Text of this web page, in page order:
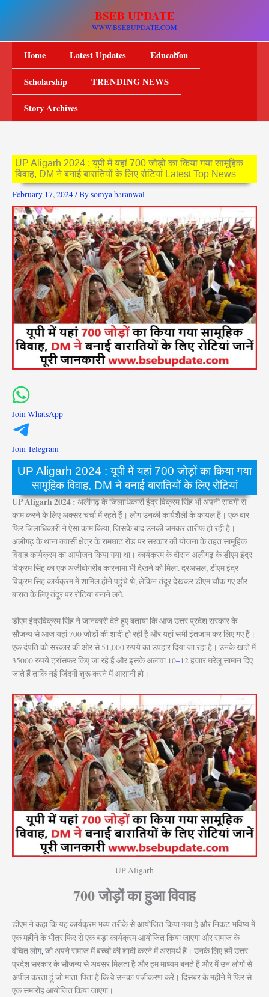
BSEB UPDATE
WWW.BSEBUPDATE.COM
Home Latest Updates Education
Scholarship TRENDING NEWS
Story Archives
UP Aligarh 2024 : यूपी में यहां 700 जोड़ों का किया गया सामूहिक
विवाह, DM ने बनाई बारातियों के लिए रोटियां Latest Top News
February 17, 2024/ Bysomya baranwal
Join WhatsApp
Join Telegram
UP Aligarh 2024 : यूपी में यहां 700 जोड़ों का किया गया
सामूहिक विवाह, DM ने बनाई बारातियों के लिए रोटियां
UP Aligarh 2024 :अलीगढ़ के जिलाधिकारी इंद्र विक्रम सिंह भी अपनी सादगी से
काम करने के लिए अक्सर चर्चा में रहते हैं। लोग उनकी कार्यशैली के कायल हैं। एक बार
फिर जिलाधिकारी ने ऐसा काम किया, जिसके बाद उनकी जमकर तारीफ हो रही है।
अलीगढ़ के थाना क्वार्सी क्षेत्र के रामघाट रोड पर सरकार की योजना के तहत सामूहिक
विवाह कार्यक्रम का आयोजन किया गया था। कार्यक्रम के दौरान अलीगढ़ के डीएम इंद्र
विक्रम सिंह का एक अजीबोगरीब कारनामा भी देखने को मिला. दरअसल, डीएम इंद्र
विक्रम सिंह कार्यक्रम में शामिल होने पहुंचे थे, लेकिन तंदूर देखकर डीएम चौंक गए और
बारात के लिए तंदूर पर रोटियां बनाने लगे.
डीएम इंद्रविक्रम सिंह ने जानकारी देते हुए बताया कि आज उत्तर प्रदेश सरकार के
सौजन्य से आज यहां 700 जोड़ों की शादी हो रही है और यहां सभी इंतजाम कर लिए गए हैं।
एक दंपति को सरकार की ओर से 51,000 रुपये का उपहार दिया जा रहा है। उनके खाते में
35000 रुपये ट्रांसफर किए जा रहे हैं और इसके अलावा 10–12 हजार घरेलू सामान दिए
जाते हैं ताकि नई जिंदगी शुरू करने में आसानी हो।
UP Aligarh
700 जोड़ों का हुआ विवाह
डीएम ने कहा कि यह कार्यक्रम भव्य तरीके से आयोजित किया गया है और निकट भविष्य में
एक महीने के भीतर फिर से एक बड़ा कार्यक्रम आयोजित किया जाएगा और समाज के
वंचित लोग,जो अपने समाज में बच्चों की शादी करने में असमर्थ हैं। उनके लिए हमें उत्तर
प्रदेश सरकार के सौजन्य से अवसर मिलता है और हम माध्यम बनते हैं और मैं उन लोगों से
अपील करता हूं जो माता-पिता हैं कि वे उनका पंजीकरण करें। दिसंबर के महीने में फिर से
एक समारोह आयोजित किया जाएगा।